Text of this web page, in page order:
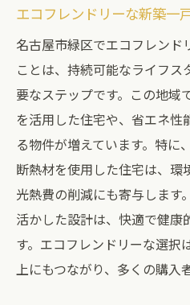
エコフレンドリーな新築一
名古屋市緑区でエコフレン
ことは、持続可能なライフ
要なステップです。この地域
を活用した住宅や、省エネ
る物件が増えています。特に
断熱材を使用した住宅は、環
光熱費の削減にも寄与します
活かした設計は、快適で健康
す。エコフレンドリーな選択
上にもつながり、多くの購入